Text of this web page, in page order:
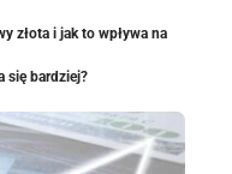
złota i jak to wpływa na
się bardziej?